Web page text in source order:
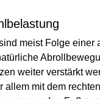
meist Folge
weiter verstärkt
allem mit dem